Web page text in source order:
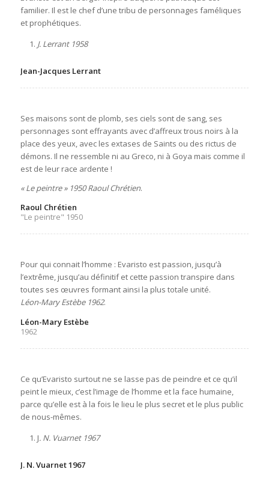
familier. Il est le chef d’une tribu de personnages faméliques
et prophétiques.
J. Lerrant 1958
Jean-Jacques Lerrant
Ses maisons sont de plomb, ses ciels sont de sang, ses
personnages sont effrayants avec d’affreux trous noirs à la
place des yeux, avec les extases de Saints ou des rictus de
démons. Il ne ressemble ni au Greco, ni à Goya mais comme il
est de leur race ardente !
« Le peintre » 1950 Raoul Chrétien.
Raoul Chrétien
"Le peintre" 1950
Pour qui connait l’homme : Evaristo est passion, jusqu’à
l’extrême, jusqu’au définitif et cette passion transpire dans
toutes ses œuvres formant ainsi la plus totale unité.
Léon-Mary Estèbe 1962.
Léon-Mary Estèbe
1962
Ce qu’Evaristo surtout ne se lasse pas de peindre et ce qu’il
peint le mieux, c’est l’image de l’homme et la face humaine,
parce qu’elle est à la fois le lieu le plus secret et le plus public
de nous-mêmes.
J. N. Vuarnet 1967
J. N. Vuarnet 1967